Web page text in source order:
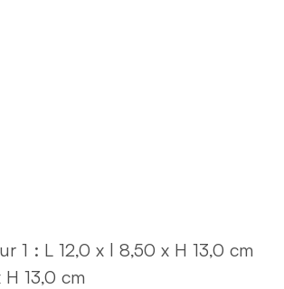
1 : L 12,0 x l 8,50 x H 13,0 cm
13,0 cm